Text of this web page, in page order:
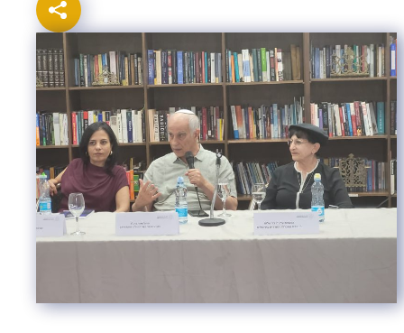
Israel-China Relations